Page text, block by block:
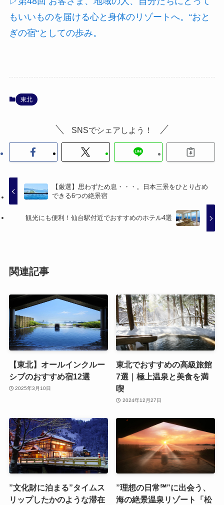
もいいものを届ける心と身体のリゾートへ。“おと
ぎの宿“としての歩み。
東北
SNSでシェアしよう！
【厳選】思わずため息・・・。日本三景をひとり占め
できる6つの絶景宿
観光にも便利！仙台駅付近でおすすめのホテル4選
関連記事
【東北】オールインクルー
シブのおすすめ宿12選
2025年3月10日
東北でおすすめの高級旅館
7選｜極上温泉と美食を満
喫
2024年12月27日
”文化財に泊まる”タイムス
リップしたかのような滞在
”理想の日常℠”に出会う、
海の絶景温泉リゾート「松